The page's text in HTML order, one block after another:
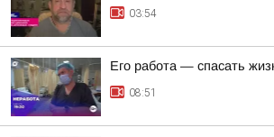
03:54
Его работа — спасать
08:51